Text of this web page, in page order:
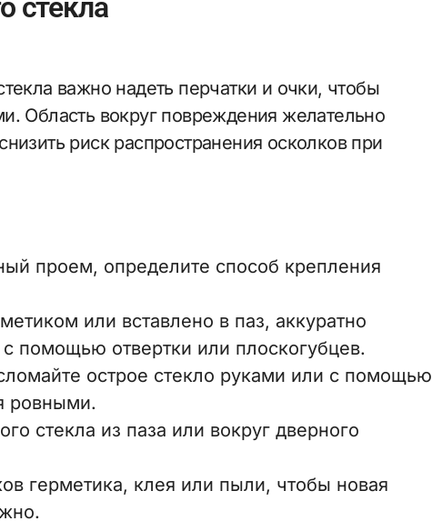
стекла
важно надеть перчатки и очки, чтобы
Область вокруг повреждения желательно
риск распространения осколков при
проем, определите способ крепления
или вставлено в паз, аккуратно
помощью отвертки или плоскогубцев.
острое стекло руками или с помощью
ровными.
стекла из паза или вокруг дверного
герметика, клея или пыли, чтобы новая